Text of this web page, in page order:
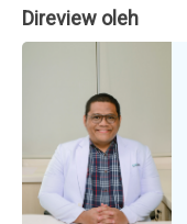
Direview oleh